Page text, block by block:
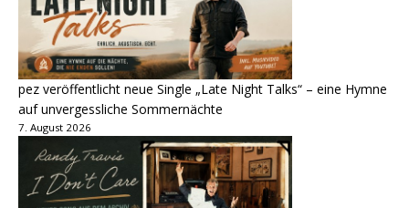
pez veröffentlicht neue Single „Late Night Talks“ – eine Hymne
auf unvergessliche Sommernächte
7. August 2026